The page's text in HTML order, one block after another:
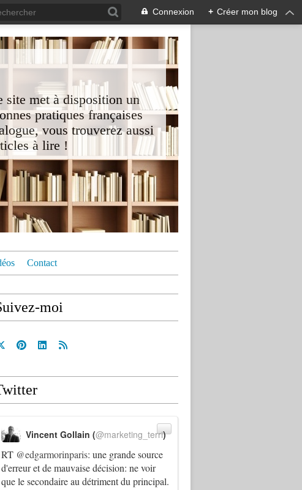
Connexion + Créer mon blog
site met à disposition un
pratiques françaises
vous trouverez aussi
à lire !
Contact
moi
RT @edgarmorinparis: une grande source
d'erreur et de mauvaise décision: ne voir
que le secondaire au détriment du principal.
Vincent Gollain (@marketing_terri)